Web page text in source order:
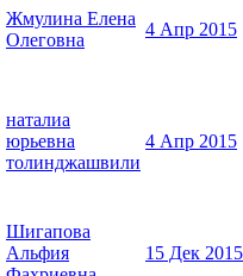
Жмулина Елена
Олеговна
4 Апр 2015
наталиа
юрьевна
толинджашвили
4 Апр 2015
Шигапова
Альфия
15 Дек 2015